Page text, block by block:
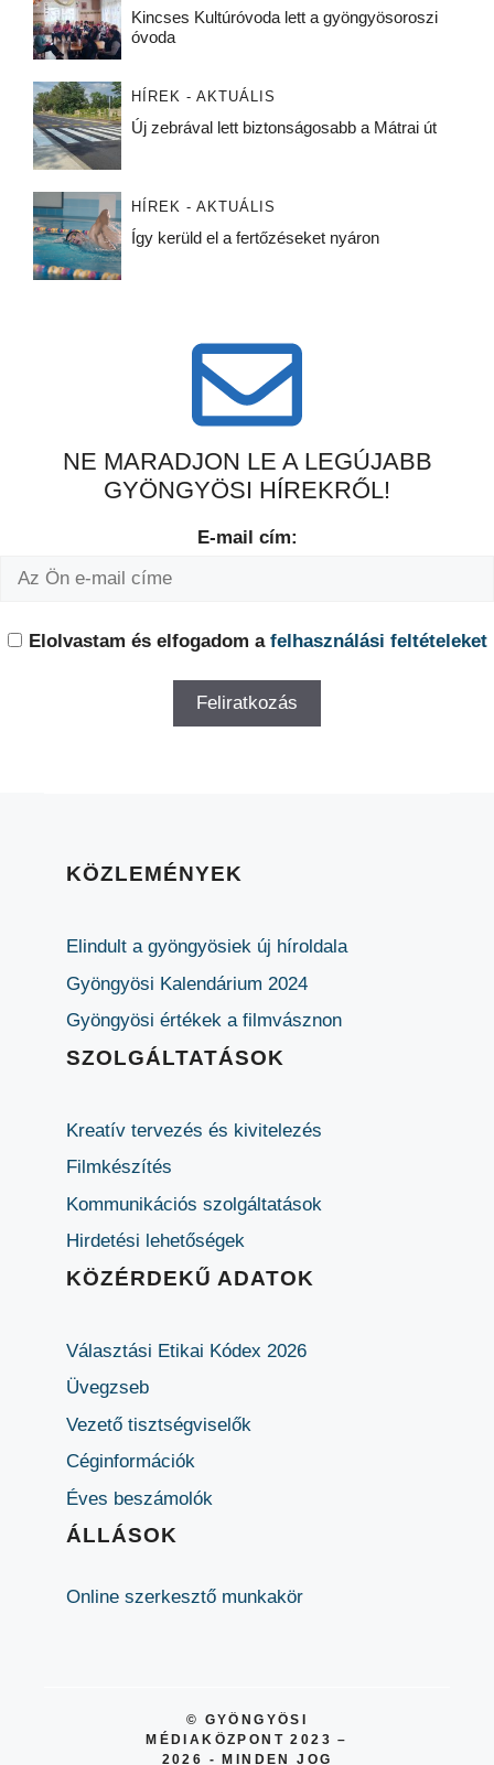
Kincses Kultúróvoda lett a gyöngyösoroszi
óvoda
HÍREK - AKTUÁLIS
Új zebrával lett biztonságosabb a Mátrai út
HÍREK - AKTUÁLIS
Így kerüld el a fertőzéseket nyáron
NE MARADJON LE A LEGÚJABB
GYÖNGYÖSI HÍREKRŐL!
E-mail cím:
Elolvastam és elfogadom a felhasználási feltételeket
KÖZLEMÉNYEK
Elindult a gyöngyösiek új híroldala
Gyöngyösi Kalendárium 2024
Gyöngyösi értékek a filmvásznon
SZOLGÁLTATÁSOK
Kreatív tervezés és kivitelezés
Filmkészítés
Kommunikációs szolgáltatások
Hirdetési lehetőségek
KÖZÉRDEKŰ ADATOK
Választási Etikai Kódex 2026
Üvegzseb
Vezető tisztségviselők
Céginformációk
Éves beszámolók
ÁLLÁSOK
Online szerkesztő munkakör
© GYÖNGYÖSI
MÉDIAKÖZPONT 2023 –
2026 - MINDEN JOG